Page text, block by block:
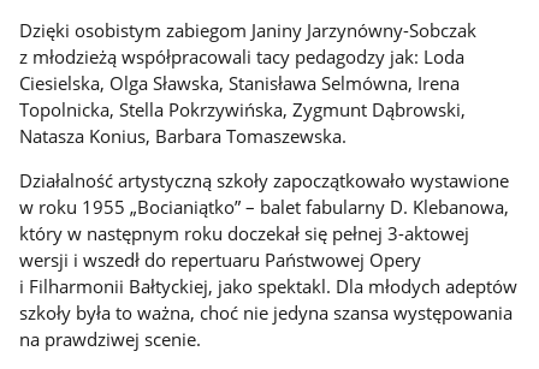
Dzięki osobistym zabiegom Janiny Jarzynówny-Sobczak
z młodzieżą współpracowali tacy pedagodzy jak: Loda
Ciesielska, Olga Sławska, Stanisława Selmówna, Irena
Topolnicka, Stella Pokrzywińska, Zygmunt Dąbrowski,
Natasza Konius, Barbara Tomaszewska.
Działalność artystyczną szkoły zapoczątkowało wystawione
w roku 1955 „Bocianiątko” – balet fabularny D. Klebanowa,
który w następnym roku doczekał się pełnej 3-aktowej
wersji i wszedł do repertuaru Państwowej Opery
i Filharmonii Bałtyckiej, jako spektakl. Dla młodych adeptów
szkoły była to ważna, choć nie jedyna szansa występowania
na prawdziwej scenie.